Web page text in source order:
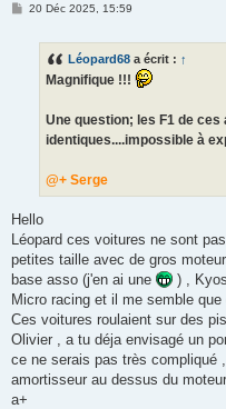
M20 Déc 2025, 15:59
Léopard68 a écrit : ↑
Magnifique !!!
Une question; les F1 de ces
identiques....impossible à
@+ Serge
Hello
Léopard ces voitures ne sont
petites taille avec de gros
base asso (j'en ai une
) ,
Micro racing et il me semble
Ces voitures roulaient sur des
Olivier , a tu déja envisagé un
ce ne serais pas très compliqué
amortisseur au dessus du moteur
a+